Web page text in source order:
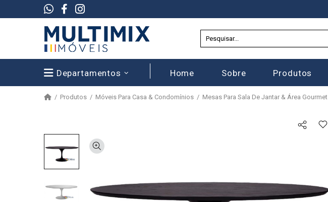
Departamentos Home Sobre Produtos
Produtos Móveis Para Casa & Condomínios Mesas Para Sala De Jantar & Área Gourmet